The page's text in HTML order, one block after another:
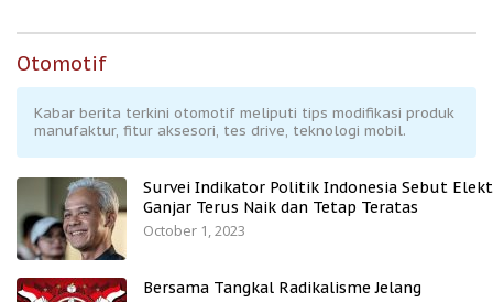
Otomotif
Kabar berita terkini otomotif meliputi tips modifikasi produk
manufaktur, fitur aksesori, tes drive, teknologi mobil.
Survei Indikator Politik Indonesia Sebut
Ganjar Terus Naik dan Tetap Teratas
October 1, 2023
Bersama Tangkal Radikalisme Jelang